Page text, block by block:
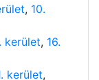
, 10.
kerület, 16.
kerület,